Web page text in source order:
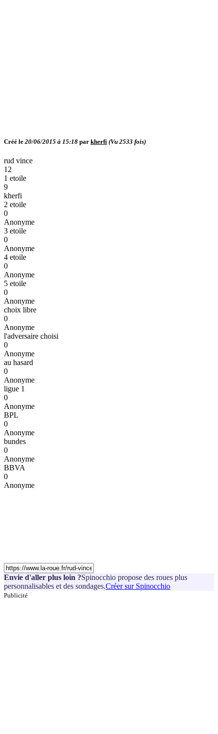
Créé le 20/06/2015 à 15:18 par kherfi (Vu 2533 fois)
rud vince
12
1 etoile
9
kherfi
2 etoile
0
Anonyme
3 etoile
0
Anonyme
4 etoile
0
Anonyme
5 etoile
0
Anonyme
choix libre
0
Anonyme
l'adversaire choisi
0
Anonyme
au hasard
0
Anonyme
ligue 1
0
Anonyme
BPL
0
Anonyme
bundes
0
Anonyme
BBVA
0
Anonyme
Envie d'aller plus loin ?Spinocchio propose des roues plus
personnalisables et des sondages.Créer sur Spinocchio
Publicité